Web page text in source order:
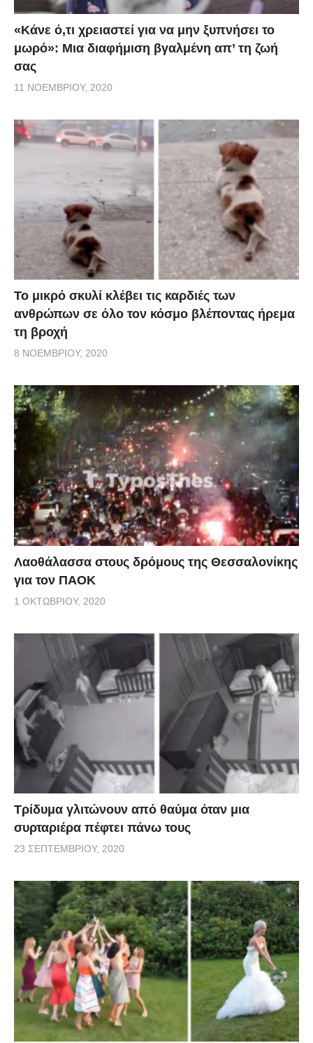
«Κάνε ό,τι χρειαστεί για να μην ξυπνήσει το
μωρό»: Μια διαφήμιση βγαλμένη απ’ τη ζωή
σας
11 ΝΟΕΜΒΡΊΟΥ, 2020
Το μικρό σκυλί κλέβει τις καρδιές των
ανθρώπων σε όλο τον κόσμο βλέποντας ήρεμα
τη βροχή
8 ΝΟΕΜΒΡΊΟΥ, 2020
Λαοθάλασσα στους δρόμους της Θεσσαλονίκης
για τον ΠΑΟΚ
1 ΟΚΤΩΒΡΊΟΥ, 2020
Τρίδυμα γλιτώνουν από θαύμα όταν μια
συρταριέρα πέφτει πάνω τους
23 ΣΕΠΤΕΜΒΡΊΟΥ, 2020